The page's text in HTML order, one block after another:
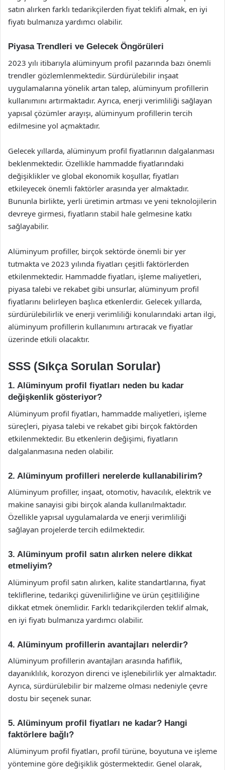
satın alırken farklı tedarikçilerden fiyat teklifi almak, en iyi
fiyatı bulmanıza yardımcı olabilir.
Piyasa Trendleri ve Gelecek Öngörüleri
2023 yılı itibarıyla alüminyum profil pazarında bazı önemli
trendler gözlemlenmektedir. Sürdürülebilir inşaat
uygulamalarına yönelik artan talep, alüminyum profillerin
kullanımını artırmaktadır. Ayrıca, enerji verimliliği sağlayan
yapısal çözümler arayışı, alüminyum profillerin tercih
edilmesine yol açmaktadır.
Gelecek yıllarda, alüminyum profil fiyatlarının dalgalanması
beklenmektedir. Özellikle hammadde fiyatlarındaki
değişiklikler ve global ekonomik koşullar, fiyatları
etkileyecek önemli faktörler arasında yer almaktadır.
Bununla birlikte, yerli üretimin artması ve yeni teknolojilerin
devreye girmesi, fiyatların stabil hale gelmesine katkı
sağlayabilir.
Alüminyum profiller, birçok sektörde önemli bir yer
tutmakta ve 2023 yılında fiyatları çeşitli faktörlerden
etkilenmektedir. Hammadde fiyatları, işleme maliyetleri,
piyasa talebi ve rekabet gibi unsurlar, alüminyum profil
fiyatlarını belirleyen başlıca etkenlerdir. Gelecek yıllarda,
sürdürülebilirlik ve enerji verimliliği konularındaki artan ilgi,
alüminyum profillerin kullanımını artıracak ve fiyatlar
üzerinde etkili olacaktır.
SSS (Sıkça Sorulan Sorular)
1. Alüminyum profil fiyatları neden bu kadar
değişkenlik gösteriyor?
Alüminyum profil fiyatları, hammadde maliyetleri, işleme
süreçleri, piyasa talebi ve rekabet gibi birçok faktörden
etkilenmektedir. Bu etkenlerin değişimi, fiyatların
dalgalanmasına neden olabilir.
2. Alüminyum profilleri nerelerde kullanabilirim?
Alüminyum profiller, inşaat, otomotiv, havacılık, elektrik ve
makine sanayisi gibi birçok alanda kullanılmaktadır.
Özellikle yapısal uygulamalarda ve enerji verimliliği
sağlayan projelerde tercih edilmektedir.
3. Alüminyum profil satın alırken nelere dikkat
etmeliyim?
Alüminyum profil satın alırken, kalite standartlarına, fiyat
tekliflerine, tedarikçi güvenilirliğine ve ürün çeşitliliğine
dikkat etmek önemlidir. Farklı tedarikçilerden teklif almak,
en iyi fiyatı bulmanıza yardımcı olabilir.
4. Alüminyum profillerin avantajları nelerdir?
Alüminyum profillerin avantajları arasında hafiflik,
dayanıklılık, korozyon direnci ve işlenebilirlik yer almaktadır.
Ayrıca, sürdürülebilir bir malzeme olması nedeniyle çevre
dostu bir seçenek sunar.
5. Alüminyum profil fiyatları ne kadar? Hangi
faktörlere bağlı?
Alüminyum profil fiyatları, profil türüne, boyutuna ve işleme
yöntemine göre değişiklik göstermektedir. Genel olarak,